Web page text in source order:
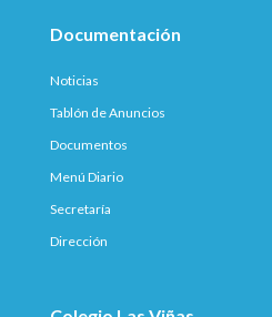
Documentación
Noticias
Tablón de Anuncios
Documentos
Menú Diario
Secretaría
Dirección